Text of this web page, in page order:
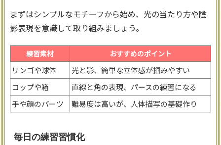
まずはシンプルなモチーフから始め、光の当たり方や陰
影表現を意識して取り組みましょう。
練習素材 おすすめのポイント
リンゴや球体
光と影、簡単な立体感が掴みやすい
コップや箱
直線と角の表現、パースの練習になる
手や顔のパーツ
難易度は高いが、人体描写の基礎作り
毎日の練習習慣化